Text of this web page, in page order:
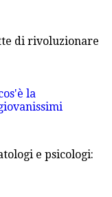
di rivoluzionare
e psicologi: